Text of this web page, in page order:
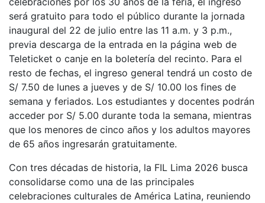
será gratuito para todo el público durante la jornada
inaugural del 22 de julio entre las 11 a.m. y 3 p.m.,
previa descarga de la entrada en la página web de
Teleticket o canje en la boletería del recinto. Para el
resto de fechas, el ingreso general tendrá un costo de
S/ 7.50 de lunes a jueves y de S/ 10.00 los fines de
semana y feriados. Los estudiantes y docentes podrán
acceder por S/ 5.00 durante toda la semana, mientras
que los menores de cinco años y los adultos mayores
de 65 años ingresarán gratuitamente.
Con tres décadas de historia, la FIL Lima 2026 busca
consolidarse como una de las principales
celebraciones culturales de América Latina, reuniendo